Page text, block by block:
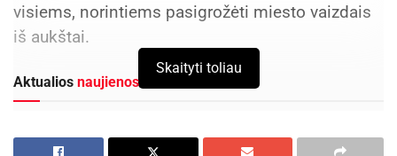
visiems, norintiems pasigrožėti miesto vaizdais
iš aukštai.
Aktualios naujienos
iąjį gimtadienį
Skaityti toliau